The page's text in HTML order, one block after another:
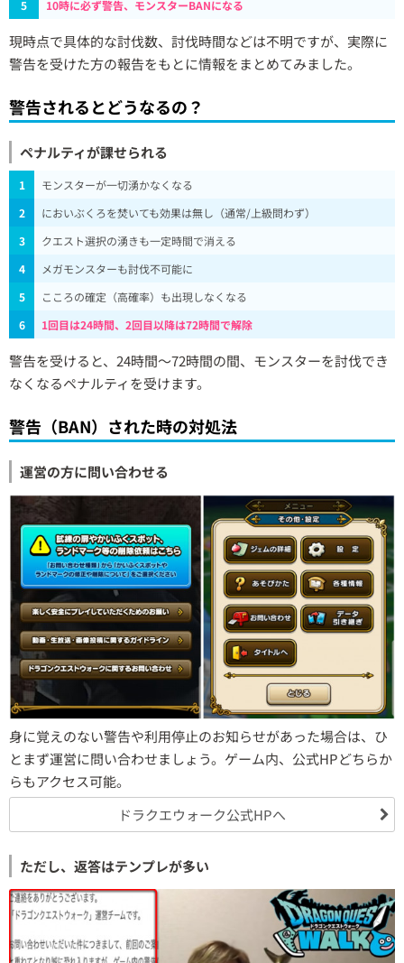
5 10時に必ず警告、モンスターBANになる
現時点で具体的な討伐数、討伐時間などは不明ですが、実際に
警告を受けた方の報告をもとに情報をまとめてみました。
警告されるとどうなるの？
ペナルティが課せられる
1
モンスターが一切湧かなくなる
2
においぶくろを焚いても効果は無し（通常/上級問わず）
3
クエスト選択の湧きも一定時間で消える
4
メガモンスターも討伐不可能に
5
こころの確定（高確率）も出現しなくなる
6
1回目は24時間、2回目以降は72時間で解除
警告を受けると、24時間～72時間の間、モンスターを討伐でき
なくなるペナルティを受けます。
警告（BAN）された時の対処法
運営の方に問い合わせる
身に覚えのない警告や利用停止のお知らせがあった場合は、ひ
とまず運営に問い合わせましょう。ゲーム内、公式HPどちらか
らもアクセス可能。
ドラクエウォーク公式HPへ
ただし、返答はテンプレが多い